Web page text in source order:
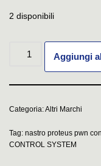
2 disponibili
Aggiungi
Categoria:Altri Marchi
Tag: nastro proteus pwn
CONTROL SYSTEM